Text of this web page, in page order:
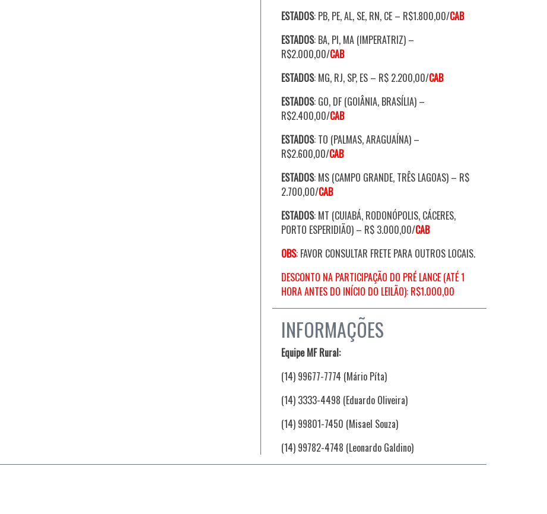
ESTADOS: PB, PE, AL, SE, RN, CE – R$1.800,00/CAB
ESTADOS: BA, PI, MA (IMPERATRIZ) –
R$2.000,00/CAB
ESTADOS: MG, RJ, SP, ES – R$ 2.200,00/CAB
ESTADOS: GO, DF (GOIÂNIA, BRASÍLIA) –
R$2.400,00/CAB
ESTADOS: TO (PALMAS, ARAGUAÍNA) –
R$2.600,00/CAB
ESTADOS: MS (CAMPO GRANDE, TRÊS LAGOAS) – R$
2.700,00/CAB
ESTADOS: MT (CUIABÁ, RODONÓPOLIS, CÁCERES,
PORTO ESPERIDIÃO) – R$ 3.000,00/CAB
OBS: FAVOR CONSULTAR FRETE PARA OUTROS LOCAIS.
DESCONTO NA PARTICIPAÇÃO DO PRÉ LANCE (ATÉ 1
HORA ANTES DO INÍCIO DO LEILÃO): R$1.000,00
INFORMAÇÕES
Equipe MF Rural:
(14) 99677-7774 (Mário Píta)
(14) 3333-4498 (Eduardo Oliveira)
(14) 99801-7450 (Misael Souza)
(14) 99782-4748 (Leonardo Galdino)